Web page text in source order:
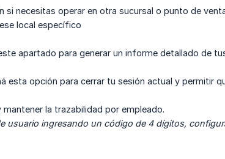
si necesitas operar en otra sucursal o punto de
local específico
apartado para generar un informe detallado de
esta opción para cerrar tu sesión actual y permitir
la trazabilidad por empleado.
usuario ingresando un código de 4 dígitos,